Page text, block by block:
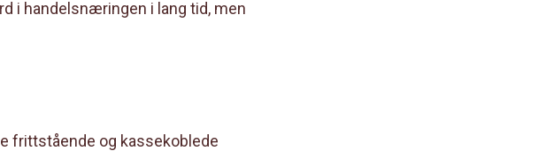
i handelsnæringen i lang tid, men
frittstående og kassekoblede